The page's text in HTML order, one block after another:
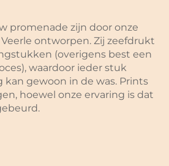
promenade zijn door onze
ontworpen. Zij zeefdrukt
(overigens best een
waardoor ieder stuk
kan gewoon in de was. Prints
hoewel onze ervaring is dat